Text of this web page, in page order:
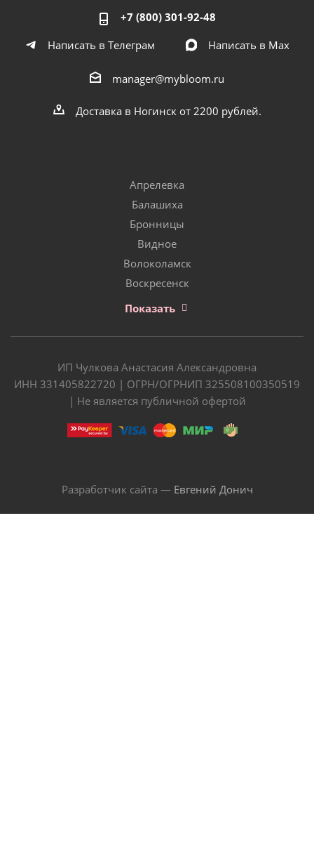
+7 (800) 301-92-48
Написать в Телеграм
Написать в Мах
manager@mybloom.ru
Доставка в Ногинск от 2200 рублей.
Апрелевка
Балашиха
Бронницы
Видное
Волоколамск
Воскресенск
Показать
ИП Чулкова Анастасия Александровна
ИНН 331405822720 | ОГРН/ОГРНИП 325508100350519
| Не является публичной офертой
Разработчик сайта — Евгений Донич